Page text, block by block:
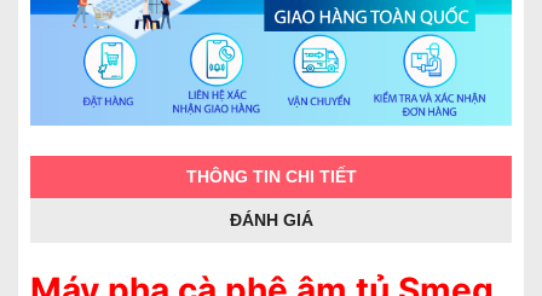
THÔNG TIN CHI TIẾT
ĐÁNH GIÁ